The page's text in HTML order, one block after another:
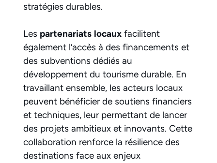
stratégies durables.
Les partenariats locaux facilitent
également l’accès à des financements et
des subventions dédiés au
développement du tourisme durable. En
travaillant ensemble, les acteurs locaux
peuvent bénéficier de soutiens financiers
et techniques, leur permettant de lancer
des projets ambitieux et innovants. Cette
collaboration renforce la résilience des
destinations face aux enjeux